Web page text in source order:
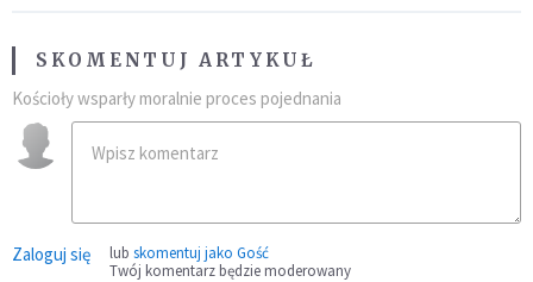
SKOMENTUJ ARTYKUŁ
Kościoły wsparły moralnie proces pojednania
Zaloguj się lub skomentuj jako Gość
Twój komentarz będzie moderowany